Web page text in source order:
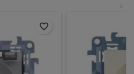
<
favorite_border